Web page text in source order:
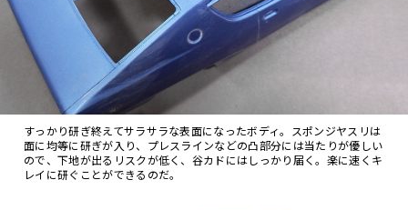
すっかり研ぎ終えてサラサラな表面になったボディ。スポンジヤスリは
面に均等に研ぎが入り、プレスラインなどの凸部分には当たりが優しい
ので、下地が出るリスクが低く、谷カドにはしっかり届く。楽に速くキ
レイに研ぐことができるのだ。